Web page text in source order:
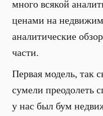
много всякой
ценами на
аналитические
части.
Первая модель, так
сумели преодолеть
у нас был бум